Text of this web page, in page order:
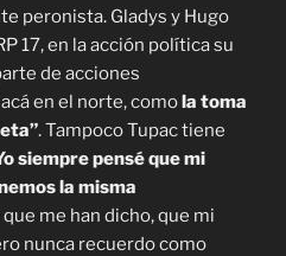
peronista. Gladys y Hugo
17, en la acción política su
de acciones
en el norte, comola toma
. Tampoco Tupac tiene
siempre pensé que mi
la misma
me han dicho, que mi
nunca recuerdo como